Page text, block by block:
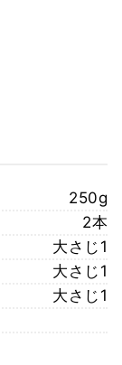
250g
2本
大さじ1
大さじ1
大さじ1